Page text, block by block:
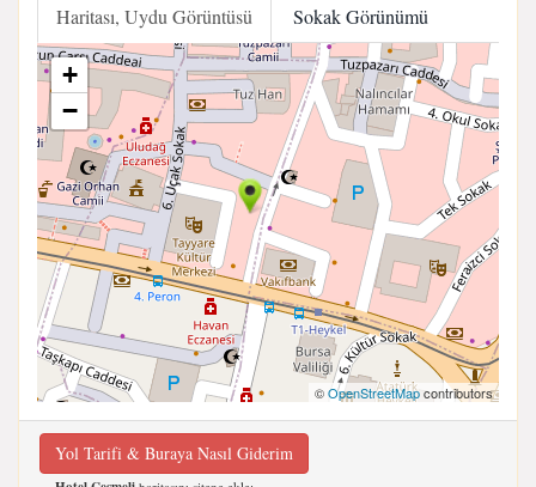
Haritası, Uydu Görüntüsü Sokak Görünümü
+
−
©OpenStreetMapcontributors
Yol Tarifi & Buraya Nasıl Giderim